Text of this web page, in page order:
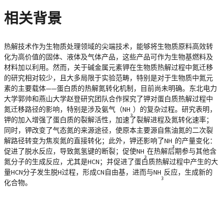
相关背景
热解技术作为生物质处理领域的尖端技术，能够将生物质原料高效转
化为高价值的固体、液体及气体产品，这些产品可作为生物基燃料及
材料加以利用。然而，关于碱金属元素钾在生物质热解过程中氮迁移
的研究相对较少，且大多局限于实验范畴，特别是对于生物质中氮元
素的主要载体——蛋白质的热解氮转化机制，目前尚未明确。东北电力
大学郭帅和燕山大学赵登研究团队合作探究了钾对蛋白质热解过程中
氮迁移路径的影响，特别是涉及氨气（NH
3
）的复杂过程。研究表明，
钾的加入增强了蛋白质的裂解活性，加速了裂解进程及氮转化速率；
同时，钾改变了气态氮的来源途径，使原本主要源自焦油氮的二次裂
解路径转变为焦炭氮的直接转化；此外，钾还影响了NH
3
的产量变化：
促进了脱水反应，导致氮氢键的断裂；促使NH
3
在热解后期参与其他含
氮分子的生成反应，尤其是HCN；并促进了蛋白质热解过程中产生的大
量HCN分子发生脱H过程，形成CN自由基，进而与NH
3
反应，生成新的
化合物。